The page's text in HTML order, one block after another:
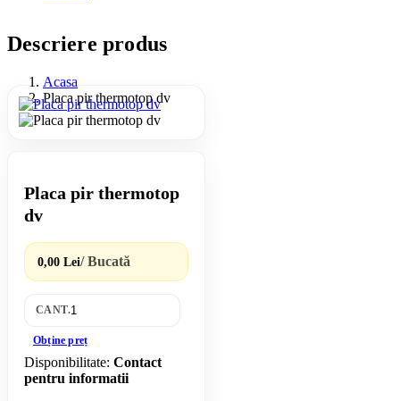
Descriere produs
Acasa
Placa pir thermotop dv
Placa pir thermotop
dv
0,00 Lei/ Bucată
CANT.
Obține preț
Disponibilitate: Contact
pentru informatii